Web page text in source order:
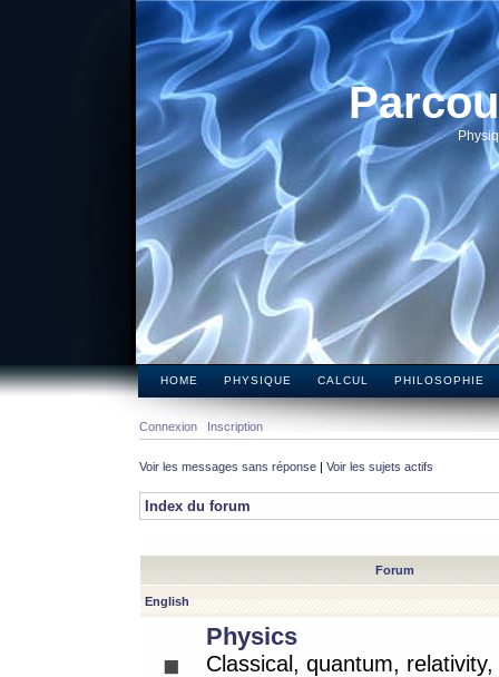
HOME PHYSIQUE CALCUL PHILOSOPHIE
Connexion Inscription
Voir les messages sans réponse | Voir les sujets actifs
Index du forum
Forum
English
Physics
Classical, quantum,